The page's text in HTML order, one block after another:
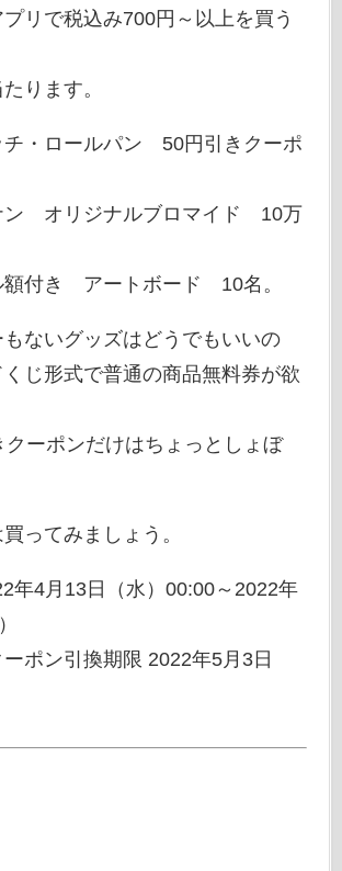
リで税込み700円～以上を買う
ります。
チ・ロールパン 50円引きクーポ
ン オリジナルブロマイド 10万
額付き アートボード 10名。
ないグッズはどうでもいいの
じ形式で普通の商品無料券が欲
クーポンだけはちょっとしょぼ
ってみましょう。
年4月13日（水）00:00～2022年
ポン引換期限 2022年5月3日